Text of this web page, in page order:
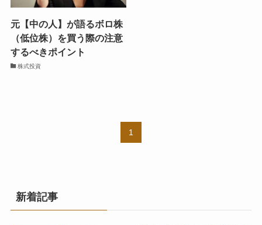
元【中の人】が語るボロ株
（低位株）を買う際の注意
するべきポイント
株式投資
1
新着記事